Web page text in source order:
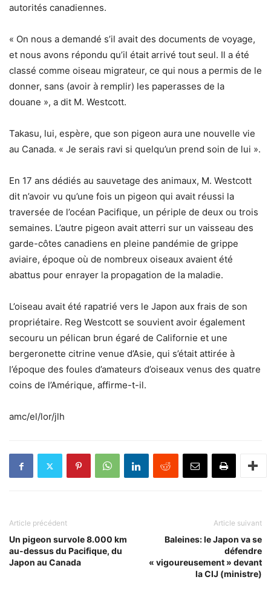
autorités canadiennes.
« On nous a demandé s’il avait des documents de voyage,
et nous avons répondu qu’il était arrivé tout seul. Il a été
classé comme oiseau migrateur, ce qui nous a permis de le
donner, sans (avoir à remplir) les paperasses de la
douane », a dit M. Westcott.
Takasu, lui, espère, que son pigeon aura une nouvelle vie
au Canada. « Je serais ravi si quelqu’un prend soin de lui ».
En 17 ans dédiés au sauvetage des animaux, M. Westcott
dit n’avoir vu qu’une fois un pigeon qui avait réussi la
traversée de l’océan Pacifique, un périple de deux ou trois
semaines. L’autre pigeon avait atterri sur un vaisseau des
garde-côtes canadiens en pleine pandémie de grippe
aviaire, époque où de nombreux oiseaux avaient été
abattus pour enrayer la propagation de la maladie.
L’oiseau avait été rapatrié vers le Japon aux frais de son
propriétaire. Reg Westcott se souvient avoir également
secouru un pélican brun égaré de Californie et une
bergeronette citrine venue d’Asie, qui s’était attirée à
l’époque des foules d’amateurs d’oiseaux venus des quatre
coins de l’Amérique, affirme-t-il.
amc/el/lor/jlh
Article précédent
Un pigeon survole 8.000 km
au-dessus du Pacifique, du
Japon au Canada
Article suivant
Baleines: le Japon va se
défendre
« vigoureusement » devant
la CIJ (ministre)